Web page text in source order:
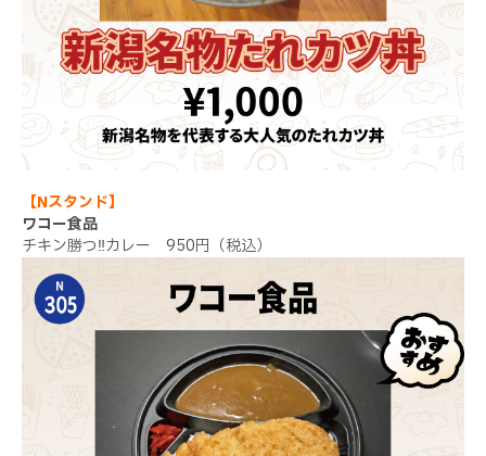
【Nスタンド】
ワコー食品
チキン勝つ‼カレー 950円（税込）